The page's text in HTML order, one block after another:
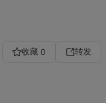
收藏 0 转发